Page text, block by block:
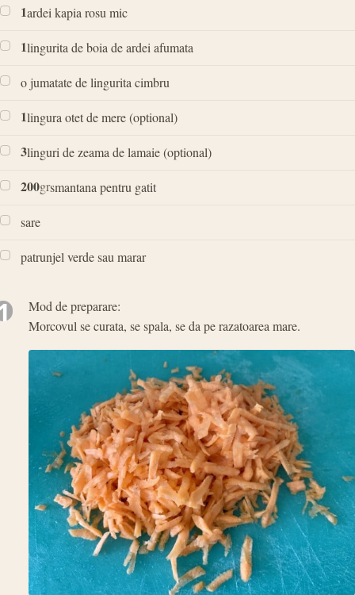
1ardei kapia rosu mic
1lingurita de boia de ardei afumata
o jumatate de lingurita cimbru
1lingura otet de mere (optional)
3linguri de zeama de lamaie (optional)
200grsmantana pentru gatit
sare
patrunjel verde sau marar
Mod de preparare:
Morcovul se curata, se spala, se da pe razatoarea mare.